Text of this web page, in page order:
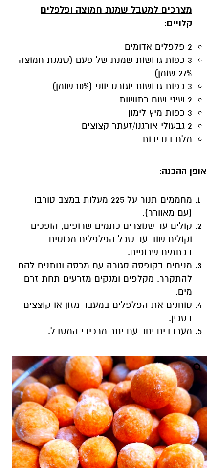
מצרכים למטבל שמנת חמוצה ופלפלים
קלויים:
2 פלפלים אדומים
3 כפות גדושות שמנת של פעם (שמנת חמוצה
27% שומן)
3 כפות גדושות יוגורט יווני (10% שומן)
2 שיני שום כתושות
3 כפות מיץ לימון
2 גבעולי אורגנו/זעתר קצוצים
מלח בנדיבות
אופן ההכנה:
מחממים תנור על 225 מעלות במצב טורבו
(עם מאוורר).
קולים עד שנוצרים כתמים שרופים, הופכים
וקולים שוב עד שכל הפלפלים מכוסים
בכתמים שרופים.
מניחים בקופסה סגורה עם מכסה ונותנים להם
להתקרר. מקלפים ומנקים מזרעים תחת זרם
מים.
טוחנים את הפלפלים במעבד מזון או קוצצים
בסכין.
מערבבים יחד עם יתר מרכיבי המטבל.